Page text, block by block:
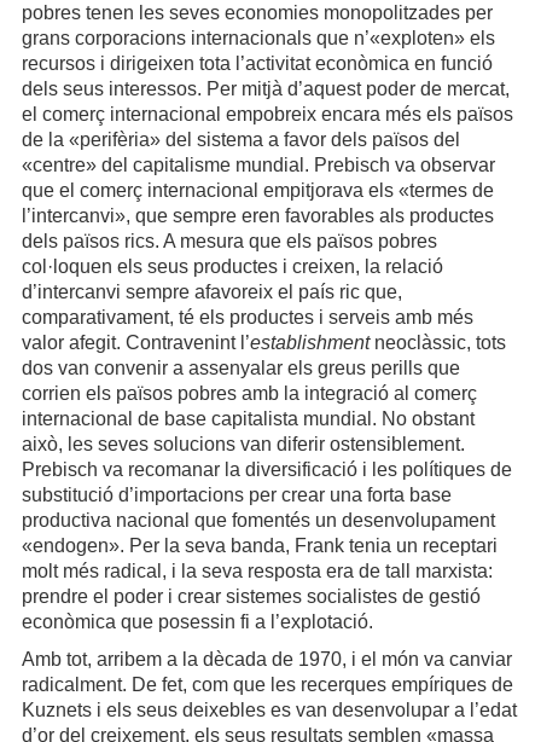
pobres tenen les seves economies monopolitzades per
grans corporacions internacionals que n’«exploten» els
recursos i dirigeixen tota l’activitat econòmica en funció
dels seus interessos. Per mitjà d’aquest poder de mercat,
el comerç internacional empobreix encara més els països
de la «perifèria» del sistema a favor dels països del
«centre» del capitalisme mundial. Prebisch va observar
que el comerç internacional empitjorava els «termes de
l’intercanvi», que sempre eren favorables als productes
dels països rics. A mesura que els països pobres
col·loquen els seus productes i creixen, la relació
d’intercanvi sempre afavoreix el país ric que,
comparativament, té els productes i serveis amb més
valor afegit. Contravenint l’establishmentneoclàssic, tots
dos van convenir a assenyalar els greus perills que
corrien els països pobres amb la integració al comerç
internacional de base capitalista mundial. No obstant
això, les seves solucions van diferir ostensiblement.
Prebisch va recomanar la diversificació i les polítiques de
substitució d’importacions per crear una forta base
productiva nacional que fomentés un desenvolupament
«endogen». Per la seva banda, Frank tenia un receptari
molt més radical, i la seva resposta era de tall marxista:
prendre el poder i crear sistemes socialistes de gestió
econòmica que posessin fi a l’explotació.
Amb tot, arribem a la dècada de 1970, i el món va canviar
radicalment. De fet, com que les recerques empíriques de
Kuznets i els seus deixebles es van desenvolupar a l’edat
d’or del creixement, els seus resultats semblen «massa